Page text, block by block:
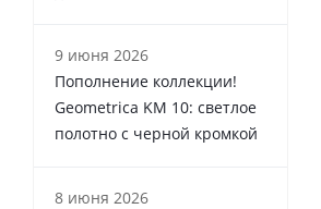
9 июня 2026
Пополнение коллекции!
Geometrica KM 10: светлое
полотно с черной кромкой
8 июня 2026